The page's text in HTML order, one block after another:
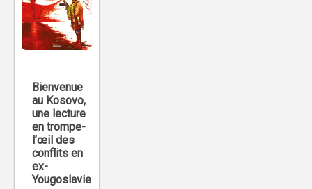
Bienvenue
au Kosovo,
une lecture
en trompe-
l’œil des
conflits en
ex-
Yougoslavie